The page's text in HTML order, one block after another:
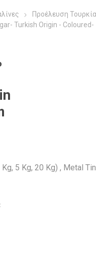
Προέλευση Τουρκία
Turkish Origin - Coloured-
5 Kg, 20 Kg) , Metal